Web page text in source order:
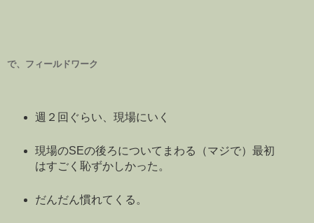
で、フィールドワーク
週２回ぐらい、現場にいく
現場のSEの後ろについてまわる（マジで）最初
はすごく恥ずかしかった。
だんだん慣れてくる。